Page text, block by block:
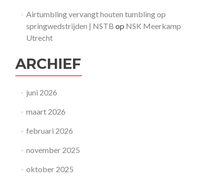
Airtumbling vervangt houten tumbling op
springwedstrijden | NSTB op NSK Meerkamp
Utrecht
ARCHIEF
juni 2026
maart 2026
februari 2026
november 2025
oktober 2025